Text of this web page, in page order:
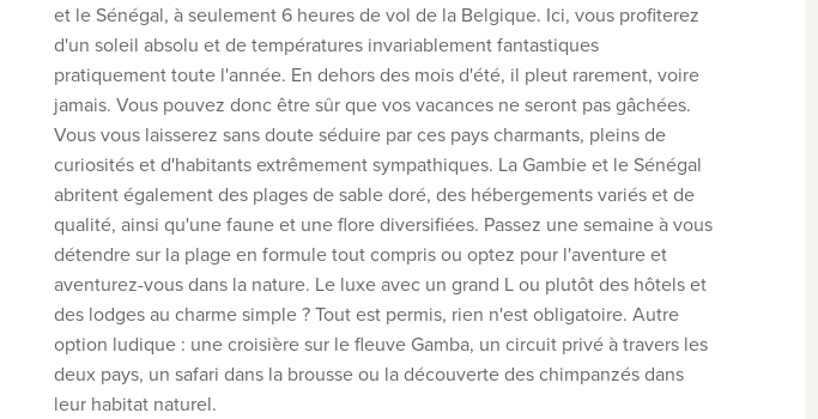
et le Sénégal, à seulement 6 heures de vol de la Belgique. Ici, vous profiterez
d'un soleil absolu et de températures invariablement fantastiques
pratiquement toute l'année. En dehors des mois d'été, il pleut rarement, voire
jamais. Vous pouvez donc être sûr que vos vacances ne seront pas gâchées.
Vous vous laisserez sans doute séduire par ces pays charmants, pleins de
curiosités et d'habitants extrêmement sympathiques. La Gambie et le Sénégal
abritent également des plages de sable doré, des hébergements variés et de
qualité, ainsi qu'une faune et une flore diversifiées. Passez une semaine à vous
détendre sur la plage en formule tout compris ou optez pour l'aventure et
aventurez-vous dans la nature. Le luxe avec un grand L ou plutôt des hôtels et
des lodges au charme simple ? Tout est permis, rien n'est obligatoire. Autre
option ludique : une croisière sur le fleuve Gamba, un circuit privé à travers les
deux pays, un safari dans la brousse ou la découverte des chimpanzés dans
leur habitat naturel.